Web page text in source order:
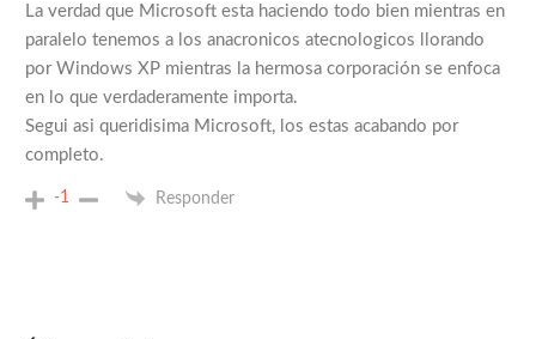
La verdad que Microsoft esta haciendo todo bien mientras en
paralelo tenemos a los anacronicos atecnologicos llorando
por Windows XP mientras la hermosa corporación se enfoca
en lo que verdaderamente importa.
Segui asi queridisima Microsoft, los estas acabando por
completo.
-1 Responder